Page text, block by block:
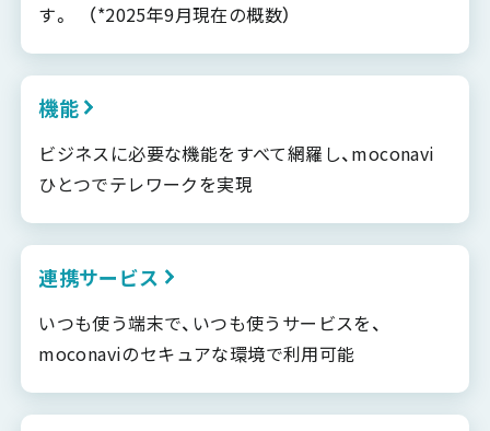
す。 （*2025年9月現在の概数）
機能
ビジネスに必要な機能をすべて網羅し、moconavi
ひとつでテレワークを実現
連携サービス
いつも使う端末で、いつも使うサービスを、
moconaviのセキュアな環境で利用可能